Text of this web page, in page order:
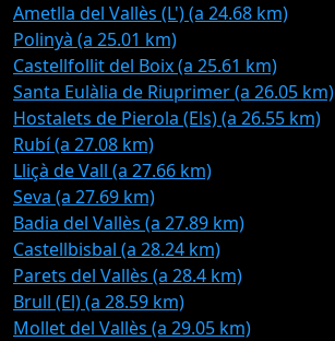
Ametlla del Vallès (L') (a 24.68 km)
Polinyà (a 25.01 km)
Castellfollit del Boix (a 25.61 km)
Santa Eulàlia de Riuprimer (a 26.05 km)
Hostalets de Pierola (Els) (a 26.55 km)
Rubí (a 27.08 km)
Lliçà de Vall (a 27.66 km)
Seva (a 27.69 km)
Badia del Vallès (a 27.89 km)
Castellbisbal (a 28.24 km)
Parets del Vallès (a 28.4 km)
Brull (El) (a 28.59 km)
Mollet del Vallès (a 29.05 km)